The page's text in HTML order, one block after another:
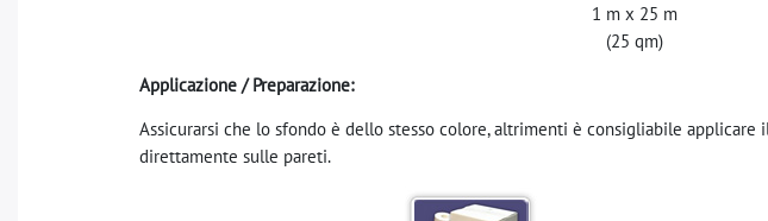
1 m x 25 m
(25 qm)
Applicazione / Preparazione:
Assicurarsi che lo sfondo è dello stesso colore, altrimenti è consigliabile
direttamente sulle pareti.